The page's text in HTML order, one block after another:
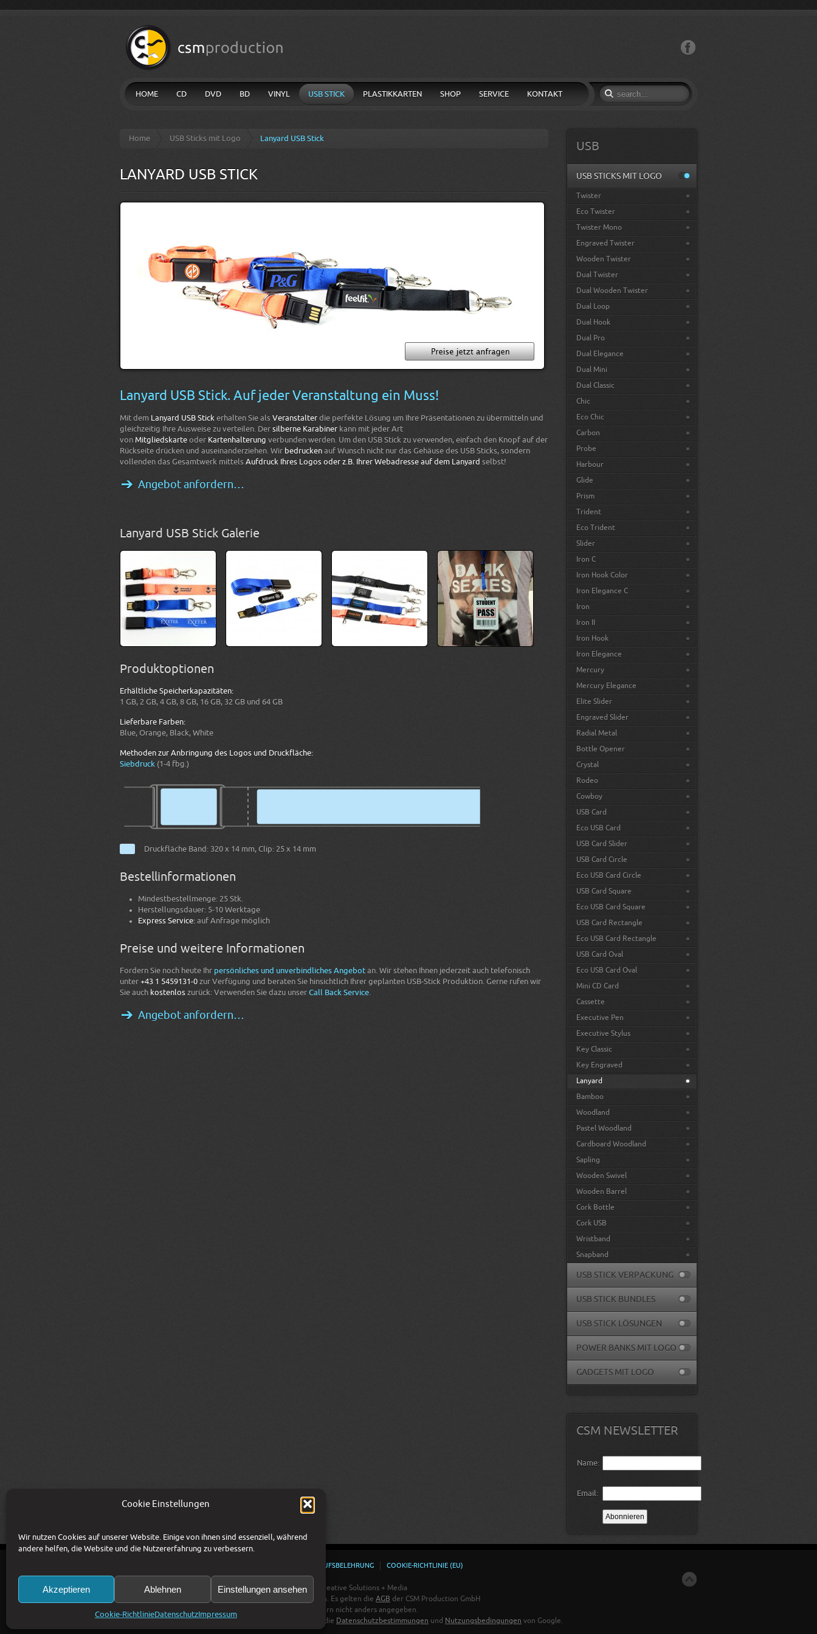
Cookie Einstellungen
Wir nutzen Cookies auf unserer Website. Einige von ihnen sind essenziell, während
andere helfen, die Website und die Nutzererfahrung zu verbessern.
Akzeptieren Ablehnen Einstellungen ansehen
Cookie-RichtlinieDatenschutzImpressum
HOME CD DVD BD VINYL USB STICK PLASTIKKARTEN SHOP SERVICE KONTAKT
Home USB Sticks mit Logo Lanyard USB Stick
LANYARD USB STICK
Lanyard USB Stick. Auf jeder Veranstaltung ein Muss!
Mit dem Lanyard USB Stick erhalten Sie als Veranstalter die perfekte Lösung um Ihre Präsentationen zu übermitteln und
gleichzeitig Ihre Ausweise zu verteilen. Der silberne Karabiner kann mit jeder Art
von Mitgliedskarte oder Kartenhalterung verbunden werden. Um den USB Stick zu verwenden, einfach den Knopf auf der
Rückseite drücken und auseinanderziehen. Wir bedrucken auf Wunsch nicht nur das Gehäuse des USB Sticks, sondern
vollenden das Gesamtwerk mittels Aufdruck Ihres Logos oder z.B. Ihrer Webadresse auf dem Lanyard selbst!
Angebot anfordern…
Lanyard USB Stick Galerie
Produktoptionen
Erhältliche Speicherkapazitäten:
1 GB, 2 GB, 4 GB, 8 GB, 16 GB, 32 GB und 64 GB
Lieferbare Farben:
Blue, Orange, Black, White
Methoden zur Anbringung des Logos und Druckfläche:
Siebdruck (1-4 fbg.)
Druckfläche Band: 320 x 14 mm, Clip: 25 x 14 mm
Bestellinformationen
Mindestbestellmenge: 25 Stk.
Herstellungsdauer: 5-10 Werktage
Express Service: auf Anfrage möglich
Preise und weitere Informationen
Fordern Sie noch heute Ihr persönliches und unverbindliches Angebot an. Wir stehen Ihnen jederzeit auch telefonisch
unter +43 1 5459131-0 zur Verfügung und beraten Sie hinsichtlich Ihrer geplanten USB-Stick Produktion. Gerne rufen wir
Sie auch kostenlos zurück: Verwenden Sie dazu unser Call Back Service
Angebot anfordern…
USB
USB STICKS MIT LOGO
Twister
Eco Twister
Twister Mono
Engraved Twister
Wooden Twister
Dual Twister
Dual Wooden Twister
Dual Loop
Dual Hook
Dual Pro
Dual Elegance
Dual Mini
Dual Classic
Chic
Eco Chic
Carbon
Probe
Harbour
Glide
Prism
Trident
Eco Trident
Slider
Iron C
Iron Hook Color
Iron Elegance C
Iron
Iron II
Iron Hook
Iron Elegance
Mercury
Mercury Elegance
Elite Slider
Engraved Slider
Radial Metal
Bottle Opener
Crystal
Rodeo
Cowboy
USB Card
Eco USB Card
USB Card Slider
USB Card Circle
Eco USB Card Circle
USB Card Square
Eco USB Card Square
USB Card Rectangle
Eco USB Card Rectangle
USB Card Oval
Eco USB Card Oval
Mini CD Card
Cassette
Executive Pen
Executive Stylus
Key Classic
Key Engraved
Lanyard
Bamboo
Woodland
Pastel Woodland
Cardboard Woodland
Sapling
Wooden Swivel
Wooden Barrel
Cork Bottle
Cork USB
Wristband
Snapband
USB STICK VERPACKUNG
USB STICK BUNDLES
USB STICK LÖSUNGEN
POWER BANKS MIT LOGO
GADGETS MIT LOGO
CSM NEWSLETTER
Name:
Email:
WIDERRUFSBELEHRUNG COOKIE-RICHTLINIE (EU)
Copyright © 1993-2026 CSM Production GmbH Österreich - Creative Solutions + Media
Preise zzgl. 20% MwSt. Irrtümer und Änderungen vorbehalten. Es gelten die AGB der CSM Production GmbH
Bildrechte: CSM Production GmbH, Fotolia / Adobe Stock, sofern nicht anders angegeben.
Diese Website ist durch reCAPTCHA geschützt und es gelten die Datenschutzbestimmungen und Nutzungsbedingungen von Google.